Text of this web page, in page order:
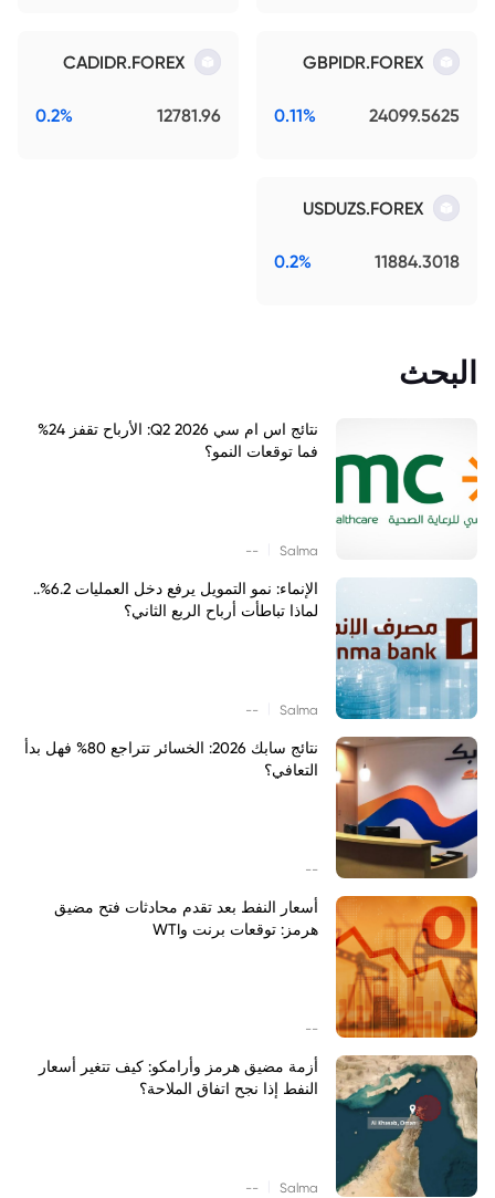
GBPIDR.FOREX
24099.5625
0.11%
CADIDR.FOREX
12781.96
0.2%
USDUZS.FOREX
11884.3018
0.2%
البحث
نتائج اس ام سي Q2 2026: الأرباح تقفز 24%
فما توقعات النمو؟
Salma
--
الإنماء: نمو التمويل يرفع دخل العمليات 6.2%..
لماذا تباطأت أرباح الربع الثاني؟
Salma
--
نتائج سابك 2026: الخسائر تتراجع 80% فهل بدأ
التعافي؟
--
أسعار النفط بعد تقدم محادثات فتح مضيق
هرمز: توقعات برنت وWTI
--
أزمة مضيق هرمز وأرامكو: كيف تتغير أسعار
النفط إذا نجح اتفاق الملاحة؟
Salma
--